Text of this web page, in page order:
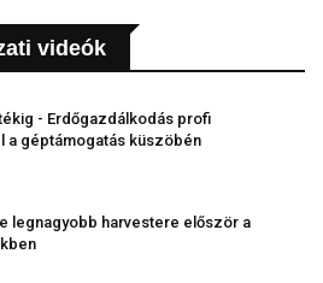
videók
- Erdőgazdálkodás profi
a géptámogatás küszöbén
legnagyobb harvestere először a